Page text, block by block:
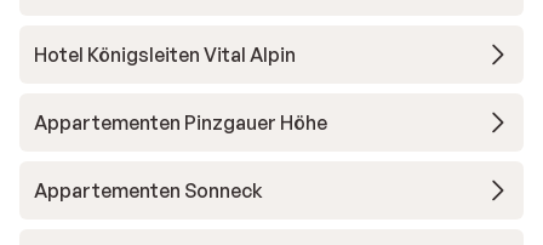
Hotel Königsleiten Vital Alpin
Appartementen Pinzgauer Höhe
Appartementen Sonneck